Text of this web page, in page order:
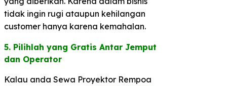
tidak ingin rugi ataupun kehilangan
customer hanya karena kemahalan.
5. Pilihlah yang Gratis Antar Jemput
dan Operator​
Kalau anda Sewa Proyektor Rempoa